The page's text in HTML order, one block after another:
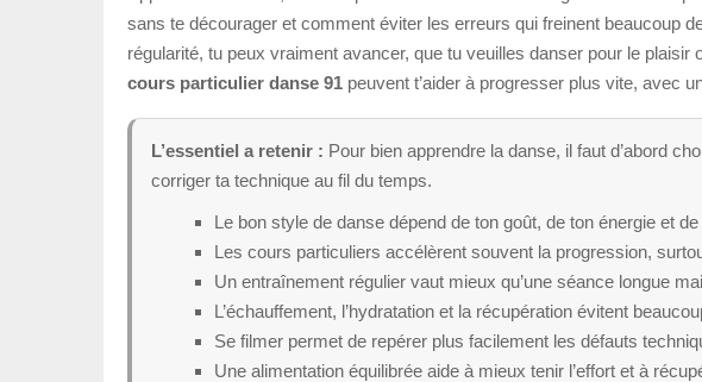
sans te décourager et comment éviter les erreurs qui freinent beaucoup
régularité, tu peux vraiment avancer, que tu veuilles danser pour le
cours particulier danse 91 peuvent t’aider à progresser plus vite, avec
L’essentiel a retenir : Pour bien apprendre la danse, il faut d’abord
corriger ta technique au fil du temps.
Le bon style de danse dépend de ton goût, de ton énergie et
Les cours particuliers accélèrent souvent la progression,
Un entraînement régulier vaut mieux qu’une séance longue
L’échauffement, l’hydratation et la récupération évitent
Se filmer permet de repérer plus facilement les défauts
Une alimentation équilibrée aide à mieux tenir l’effort et à